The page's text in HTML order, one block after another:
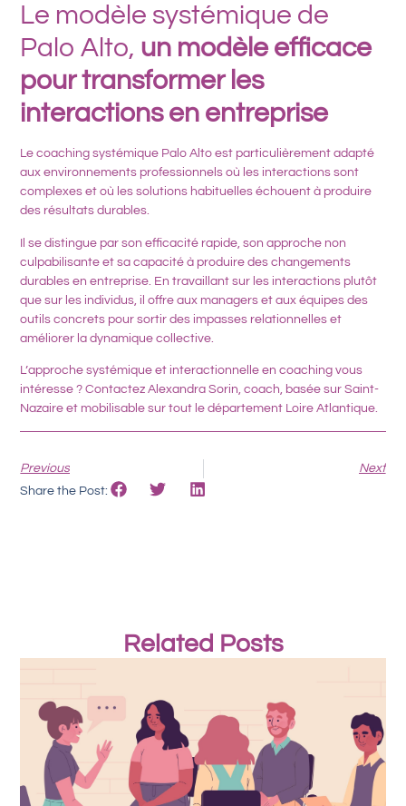
Le modèle systémique de
Palo Alto, un modèle efficace
pour transformer les
interactions en entreprise
Lecoaching systémique Palo Alto est particulièrement adapté
aux environnements professionnels où les interactions sont
complexes et où les solutions habituelles échouent à produire
des résultats durables.
Il se distingue par sonefficacité rapide , sonapproche non
culpabilisante et sa capacité à produire deschangements
durables en entreprise. En travaillant sur les interactions plutôt
que sur les individus, il offre aux managers et aux équipes des
outils concrets pour sortir des impasses relationnelles et
améliorer la dynamique collective.
L’approche systémique et interactionnelle en coaching vous
intéresse ? Contactez Alexandra Sorin, coach, basée sur Saint-
Nazaire et mobilisable sur tout le département Loire Atlantique.
Previous
Next
Share the Post:
Related Posts